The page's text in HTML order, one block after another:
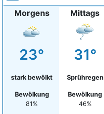
Morgens
23°
stark bewölkt
Bewölkung
81%
Mittags
31°
Sprühregen
Bewölkung
46%